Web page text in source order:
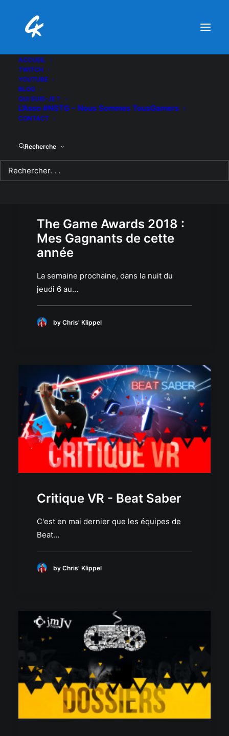
ACCUEIL
TWITCH
YOUTUBE
BLOG
QUI SUIS-JE ?
L’Asso #NSTG – Nous Sommes TousGamers
CONTACT
Recherche
The Game Awards 2018 :
Mes Gagnants de cette
année
La semaine prochaine, dans la nuit du
jeudi 6 au…
by Chris' Klippel
Critique VR - Beat Saber
C'est en mai dernier que les équipes de
Beat…
by Chris' Klippel